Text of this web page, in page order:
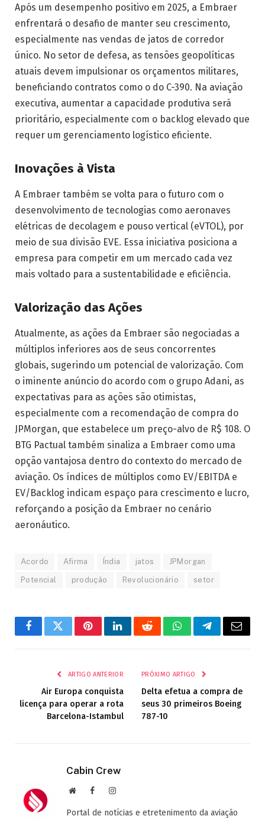
Após um desempenho positivo em 2025, a Embraer
enfrentará o desafio de manter seu crescimento,
especialmente nas vendas de jatos de corredor
único. No setor de defesa, as tensões geopolíticas
atuais devem impulsionar os orçamentos militares,
beneficiando contratos como o do C-390. Na aviação
executiva, aumentar a capacidade produtiva será
prioritário, especialmente com o backlog elevado que
requer um gerenciamento logístico eficiente.
Inovações à Vista
A Embraer também se volta para o futuro com o
desenvolvimento de tecnologias como aeronaves
elétricas de decolagem e pouso vertical (eVTOL), por
meio de sua divisão EVE. Essa iniciativa posiciona a
empresa para competir em um mercado cada vez
mais voltado para a sustentabilidade e eficiência.
Valorização das Ações
Atualmente, as ações da Embraer são negociadas a
múltiplos inferiores aos de seus concorrentes
globais, sugerindo um potencial de valorização. Com
o iminente anúncio do acordo com o grupo Adani, as
expectativas para as ações são otimistas,
especialmente com a recomendação de compra do
JPMorgan, que estabelece um preço-alvo de R$ 108. O
BTG Pactual também sinaliza a Embraer como uma
opção vantajosa dentro do contexto do mercado de
aviação. Os índices de múltiplos como EV/EBITDA e
EV/Backlog indicam espaço para crescimento e lucro,
reforçando a posição da Embraer no cenário
aeronáutico.
Acordo Afirma Índia jatos JPMorgan
Potencial produção Revolucionário setor
FacebookTwitterPinterestLinkedInRedditWhatsAppTelegrama
E-
ARTIGO ANTERIOR
Air Europa conquista
licença para operar a rota
Barcelona-Istambul
PRÓXIMO ARTIGO
Delta efetua a compra de
seus 30 primeiros Boeing
787-10
Cabin Crew
Site FacebookInstagram
Portal de notícias e etretenimento da aviação